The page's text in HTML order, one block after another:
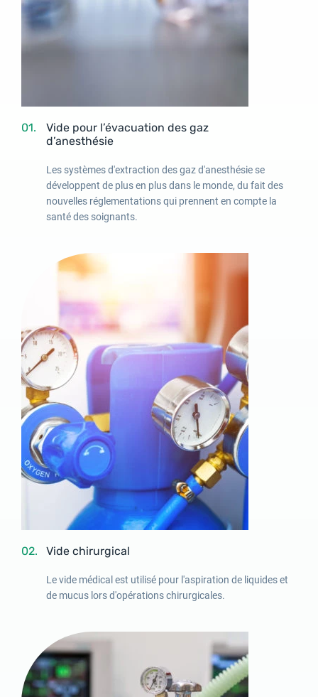
01.
Vide pour l’évacuation des gaz
d’anesthésie
Les systèmes d'extraction des gaz d'anesthésie se
développent de plus en plus dans le monde, du fait des
nouvelles réglementations qui prennent en compte la
santé des soignants.
02. Vide chirurgical
Le vide médical est utilisé pour l'aspiration de liquides et
de mucus lors d'opérations chirurgicales.